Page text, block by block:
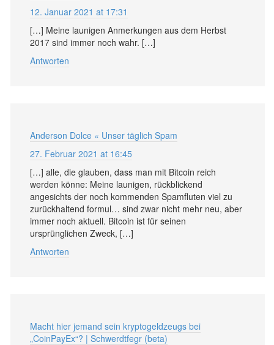
12. Januar 2021 at 17:31
[…] Meine launigen Anmerkungen aus dem Herbst
2017 sind immer noch wahr. […]
Antworten
Anderson Dolce « Unser täglich Spam
27. Februar 2021 at 16:45
[…] alle, die glauben, dass man mit Bitcoin reich
werden könne: Meine launigen, rückblickend
angesichts der noch kommenden Spamfluten viel zu
zurückhaltend formul… sind zwar nicht mehr neu, aber
immer noch aktuell. Bitcoin ist für seinen
ursprünglichen Zweck, […]
Antworten
Macht hier jemand sein kryptogeldzeugs bei
„CoinPayEx“? | Schwerdtfegr (beta)